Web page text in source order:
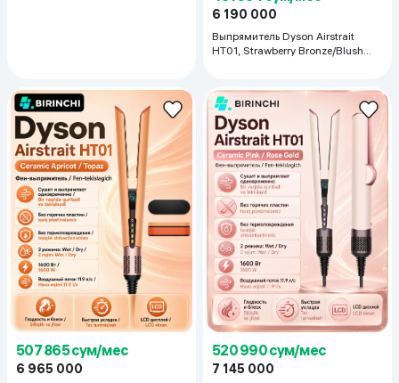
6 190 000
Выпрямитель Dyson Airstrait
HT01, Strawberry Bronze/Blush
507 865 сум/мес
6 965 000
520 990 сум/мес
7 145 000